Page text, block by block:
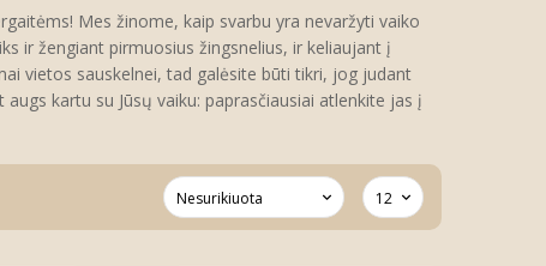
Mes žinome, kaip svarbu yra nevaržyti vaiko
ir žengiant pirmuosius žingsnelius, ir keliaujant į
vietos sauskelnei, tad galėsite būti tikri, jog judant
kartu su Jūsų vaiku: paprasčiausiai atlenkite jas į